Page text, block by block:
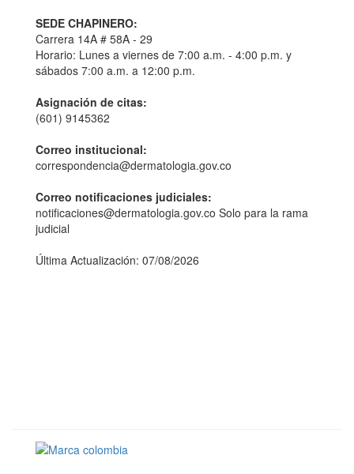
SEDE CHAPINERO:
Carrera 14A # 58A - 29
Horario: Lunes a viernes de 7:00 a.m. - 4:00 p.m. y
sábados 7:00 a.m. a 12:00 p.m.
Asignación de citas:
(601) 9145362
Correo institucional:
correspondencia@dermatologia.gov.co
Correo notificaciones judiciales:
notificaciones@dermatologia.gov.co Solo para la rama
judicial
Última Actualización: 07/08/2026